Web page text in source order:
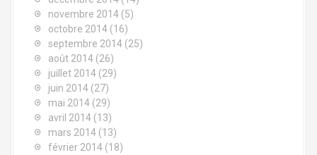
novembre 2014 (5)
octobre 2014 (16)
septembre 2014 (25)
août 2014 (26)
juillet 2014 (29)
juin 2014 (27)
mai 2014 (29)
avril 2014 (13)
mars 2014 (13)
février 2014 (18)